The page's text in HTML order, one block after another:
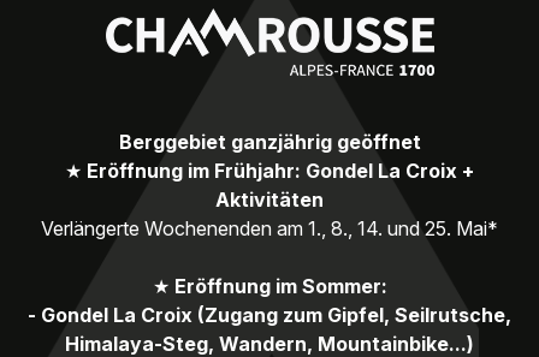
Berggebiet ganzjährig geöffnet
★ Eröffnung im Frühjahr: Gondel La Croix +
Aktivitäten
Verlängerte Wochenenden am 1., 8., 14. und 25. Mai*
★ Eröffnung im Sommer:
- Gondel La Croix (Zugang zum Gipfel, Seilrutsche,
Himalaya-Steg, Wandern, Mountainbike...)